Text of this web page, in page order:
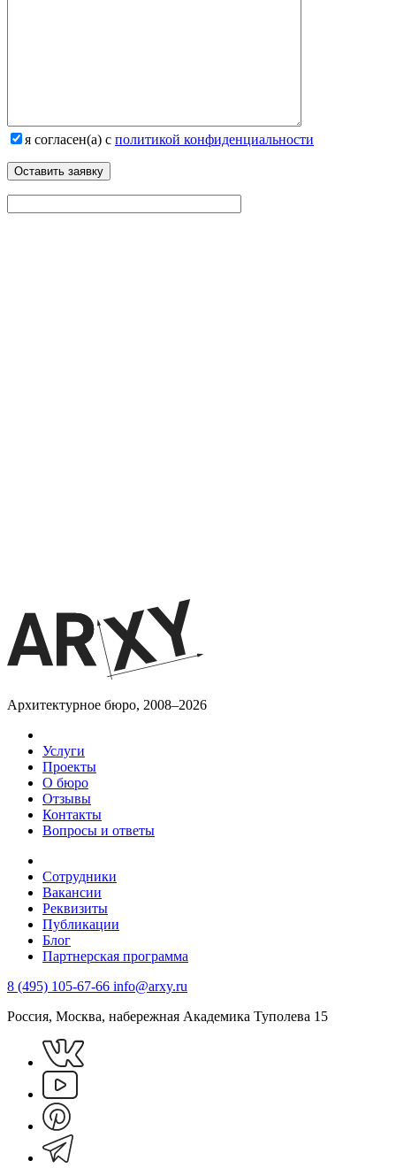
я согласен(а) с политикой конфиденциальности
Архитектурное бюро, 2008–2026
Услуги
Проекты
О бюро
Отзывы
Контакты
Вопросы и ответы
Сотрудники
Вакансии
Реквизиты
Публикации
Блог
Партнерская программа
8 (495) 105-67-66 info@arxy.ru
Россия, Москва, набережная Академика Туполева 15